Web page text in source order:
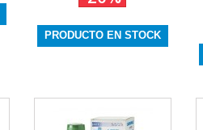
PRODUCTO EN STOCK